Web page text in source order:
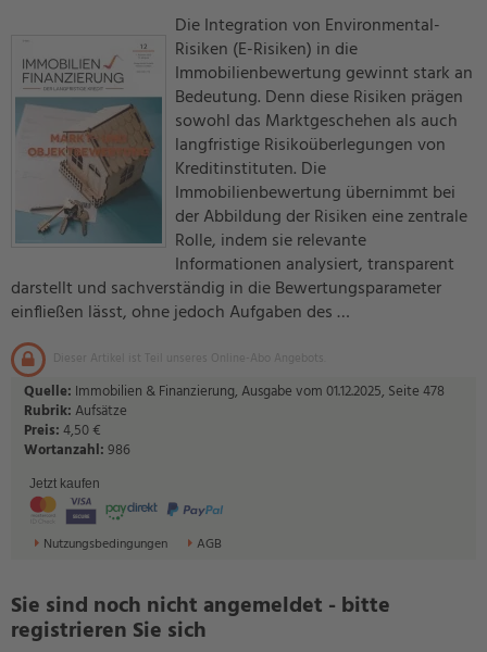
Die Integration von Environmental-
Risiken (E-Risiken) in die
Immobilienbewertung gewinnt stark an
Bedeutung. Denn diese Risiken prägen
sowohl das Marktgeschehen als auch
langfristige Risikoüberlegungen von
Kreditinstituten. Die
Immobilienbewertung übernimmt bei
der Abbildung der Risiken eine zentrale
Rolle, indem sie relevante
Informationen analysiert, transparent
darstellt und sachverständig in die Bewertungsparameter
einfließen lässt, ohne jedoch Aufgaben des …
Dieser Artikel ist Teil unseres Online-Abo Angebots.
Quelle: Immobilien & Finanzierung, Ausgabe vom 01.12.2025, Seite 478
Rubrik:Aufsätze
Preis:4,50 €
Wortanzahl:986
Jetzt kaufen
Nutzungsbedingungen AGB
Sie sind noch nicht angemeldet - bitte
registrieren Sie sich